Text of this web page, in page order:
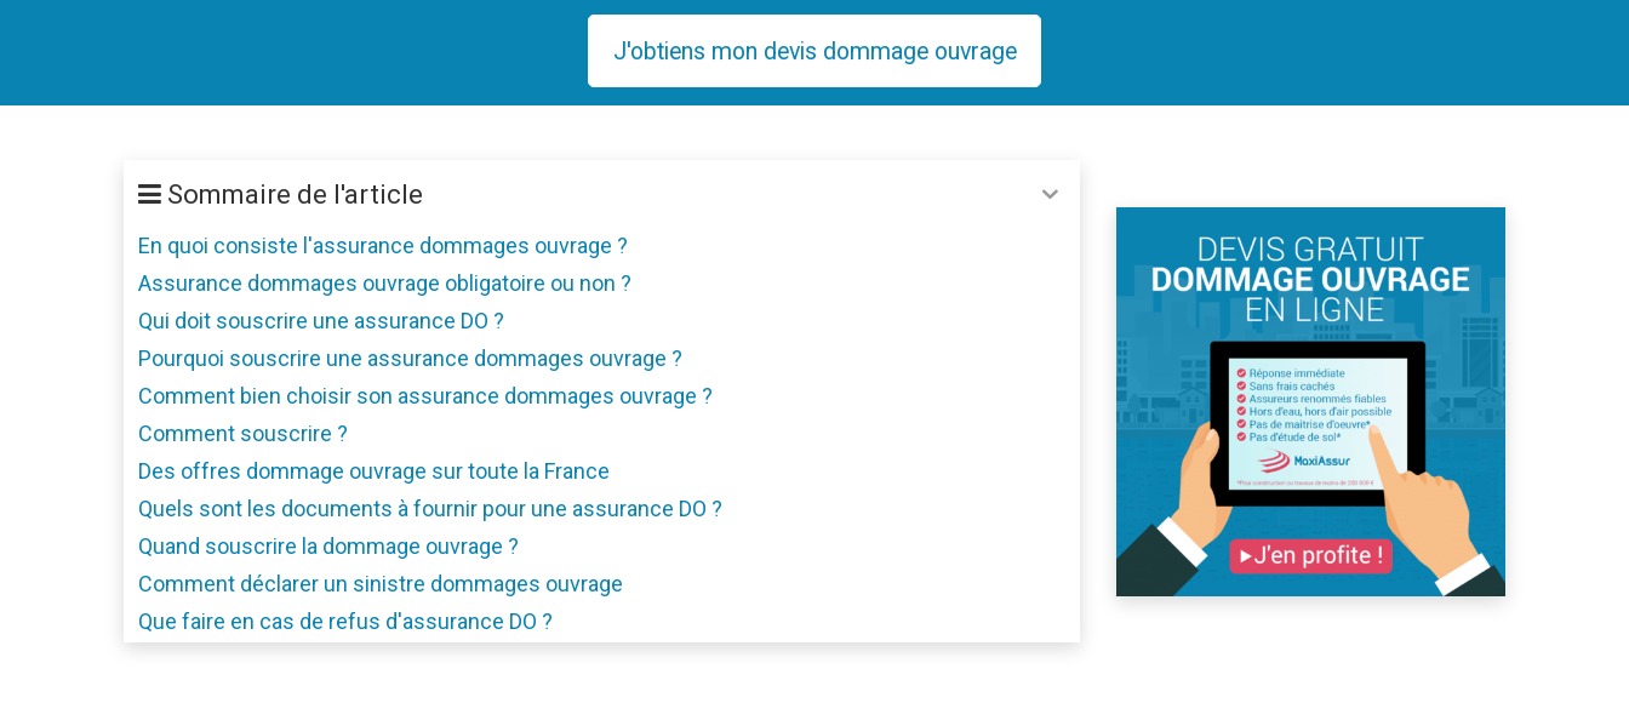
J'obtiens mon devis dommage ouvrage
Sommaire de l'article
En quoi consiste l'assurance dommages ouvrage ?
Assurance dommages ouvrage obligatoire ou non ?
Qui doit souscrire une assurance DO ?
Pourquoi souscrire une assurance dommages ouvrage ?
Comment bien choisir son assurance dommages ouvrage ?
Comment souscrire ?
Des offres dommage ouvrage sur toute la France
Quels sont les documents à fournir pour une assurance DO ?
Quand souscrire la dommage ouvrage ?
Comment déclarer un sinistre dommages ouvrage
Que faire en cas de refus d'assurance DO ?